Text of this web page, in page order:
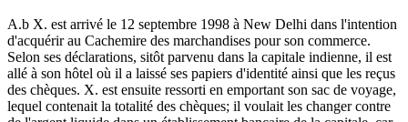
A.b X. est arrivé le 12 septembre 1998 à New Delhi dans l'intention
d'acquérir au Cachemire des marchandises pour son commerce.
Selon ses déclarations, sitôt parvenu dans la capitale indienne, il est
allé à son hôtel où il a laissé ses papiers d'identité ainsi que les reçus
des chèques. X. est ensuite ressorti en emportant son sac de voyage,
lequel contenait la totalité des chèques; il voulait les changer contre